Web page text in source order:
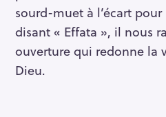
sourd-muet à l’écart
disant « Effata », il nous
ouverture qui redonne la
Dieu.